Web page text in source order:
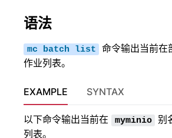
语法
mc batch list
命令输出当前在
作业列表。
EXAMPLE
以下命令输出当前在 myminio
别
列表。
SYNTAX